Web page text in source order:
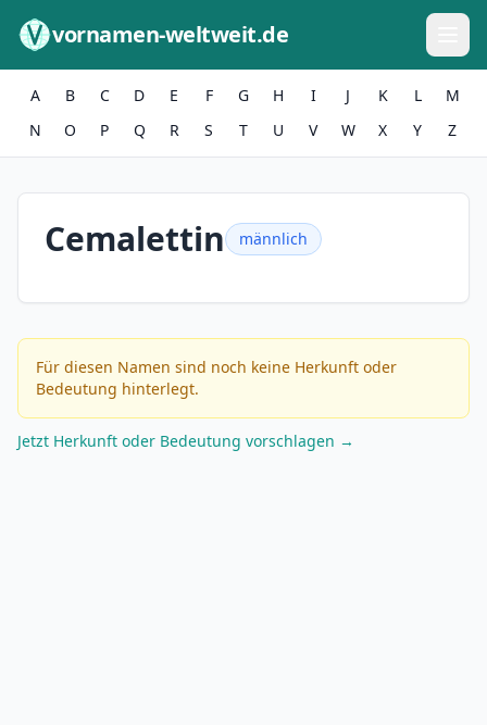
vornamen-weltweit.de
A B C D E F G H I J K L
M
N
O P Q R S T U V W X Y Z
Cemalettin männlich
Für diesen Namen sind noch keine Herkunft oder
Bedeutung hinterlegt.
Jetzt Herkunft oder Bedeutung vorschlagen →